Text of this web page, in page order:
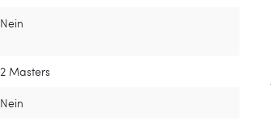
Nein
2 Masters
Nein